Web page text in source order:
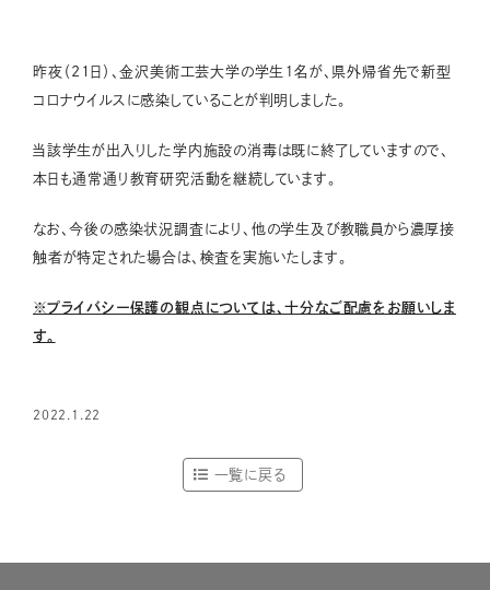
昨夜（21日）、金沢美術工芸大学の学生１名が、県外帰省先で新型
コロナウイルスに感染していることが判明しました。
当該学生が出入りした学内施設の消毒は既に終了していますので、
本日も通常通り教育研究活動を継続しています。
なお、今後の感染状況調査により、他の学生及び教職員から濃厚接
触者が特定された場合は、検査を実施いたします。
※プライバシー保護の観点については、十分なご配慮をお願いしま
す。
2022.1.22
一覧に戻る